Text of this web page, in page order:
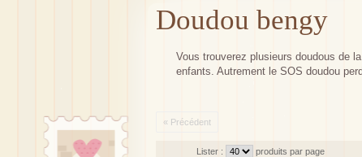
Doudou bengy
Vous trouverez plusieurs doudous de
enfants. Autrement le SOS doudou
« Précédent
Lister : produits par page